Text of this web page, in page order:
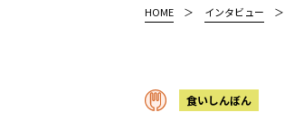
HOME インタビュー
食いしんぼん